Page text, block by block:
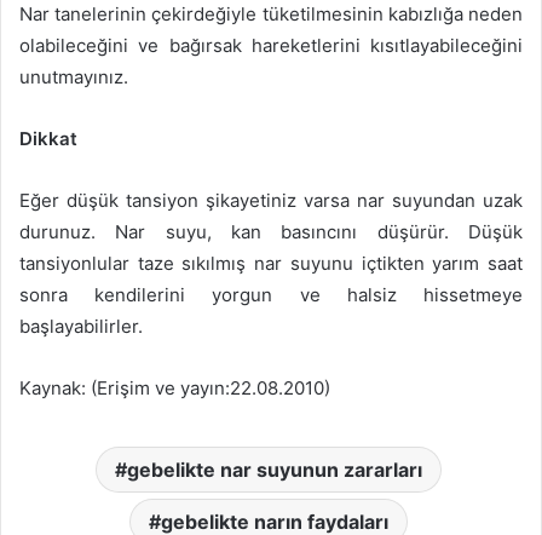
Nar tanelerinin çekirdeğiyle tüketilmesinin kabızlığa neden
olabileceğini ve bağırsak hareketlerini kısıtlayabileceğini
unutmayınız.
Dikkat
Eğer düşük tansiyon şikayetiniz varsa nar suyundan uzak
durunuz. Nar suyu, kan basıncını düşürür. Düşük
tansiyonlular taze sıkılmış nar suyunu içtikten yarım saat
sonra kendilerini yorgun ve halsiz hissetmeye
başlayabilirler.
Kaynak: (Erişim ve yayın:22.08.2010)
gebelikte nar suyunun zararları
gebelikte narın faydaları